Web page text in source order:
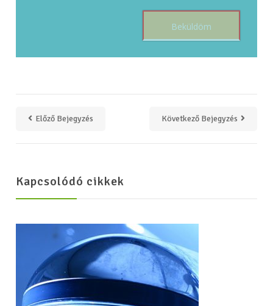
Beküldöm
Előző Bejegyzés Következő Bejegyzés
Kapcsolódó cikkek